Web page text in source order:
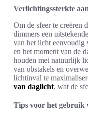
Verlichtingssterkte
Om de sfeer te creëren
dimmers een
van het licht eenvoudig
en het moment van de
houden met natuurlijk
van obstakels en
lichtinval te
van daglicht, wat de
Tips voor het gebruik